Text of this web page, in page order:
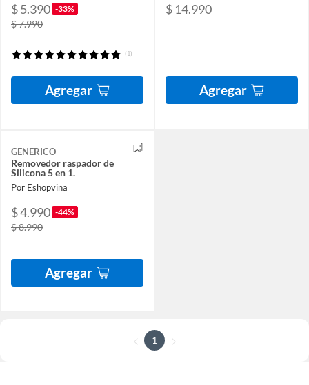
$ 5.390 -33%
$ 7.990
(1)
Agregar
$ 14.990
Agregar
GENERICO
Removedor raspador de
Silicona 5 en 1.
Por Eshopvina
$ 4.990 -44%
$ 8.990
Agregar
1